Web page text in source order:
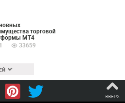
торговой
MT4
33659
ВВЕРХ